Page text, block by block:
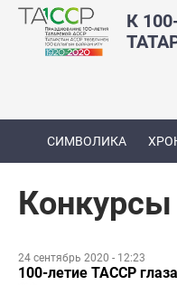
К
СИМВОЛИКА
Конкурсы
24 сентябрь 2020 - 12:23
100-летие ТАССР